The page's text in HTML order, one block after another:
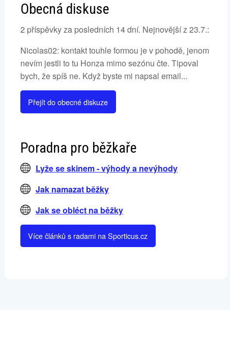
Obecná diskuse
2 příspěvky za posledních 14 dní. Nejnovější z 23.7.:
Nicolas02: kontakt touhle formou je v pohodě, jenom
nevím jestli to tu Honza mimo sezónu čte. Tipoval
bych, že spíš ne. Když byste mi napsal email...
Přejít do obecné diskuze
Poradna pro běžkaře
Lyže se skinem - výhody a nevýhody
Jak namazat běžky
Jak se obléct na běžky
Více článků s radami na Sporticus.cz